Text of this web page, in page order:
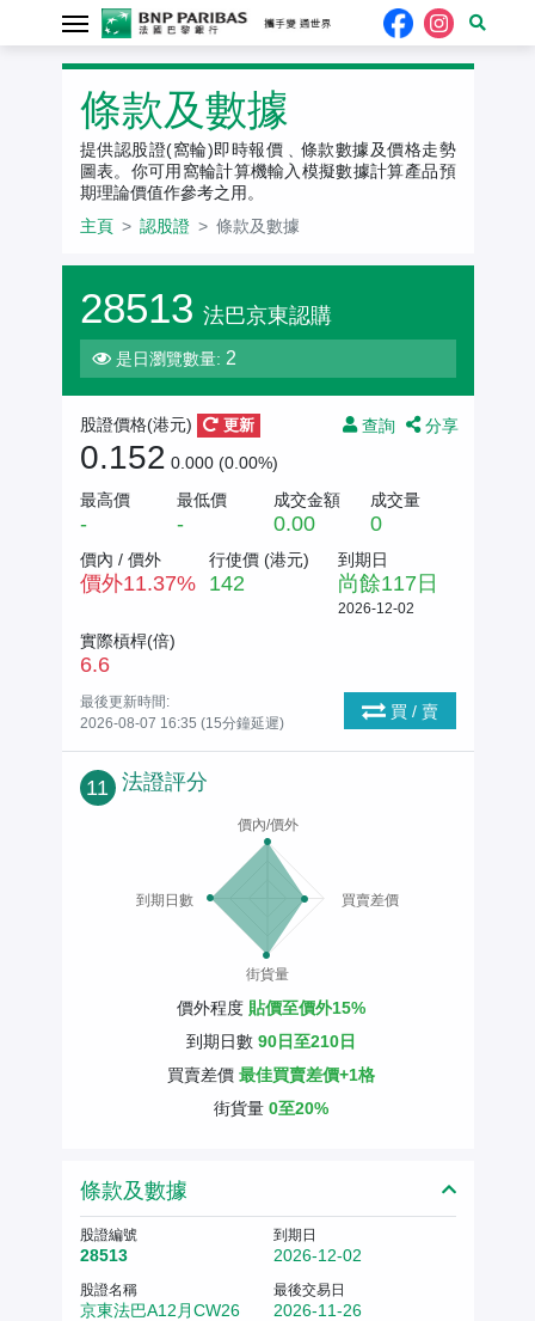
認股證
條款及數據
提供認股證(窩輪)即時報價﹑條款數據及價格走勢
圖表。你可用窩輪計算機輸入模擬數據計算產品預
期理論價值作參考之用。
主頁
認股證 條款及數據
28513 法巴京東認購
是日瀏覽數量: 2
查詢 分享
股證價格(港元) 更新
0.152 0.000 (0.00%)
最高價
-
最低價
-
成交金額
0.00
成交量
0
價內 / 價外
價外11.37%
行使價 (港元)
142
到期日
尚餘117日
2026-12-02
實際槓桿(倍)
6.6
最後更新時間:
2026-08-07 16:35 (15分鐘延遲)
買 / 賣
11 法證評分
價內/價外
買賣差價
街貨量
到期日數
價外程度 貼價至價外15%
到期日數 90日至210日
買賣差價 最佳買賣差價+1格
街貨量 0至20%
條款及數據
股證編號
28513
到期日
2026-12-02
股證名稱
京東法巴A12月CW26
最後交易日
2026-11-26